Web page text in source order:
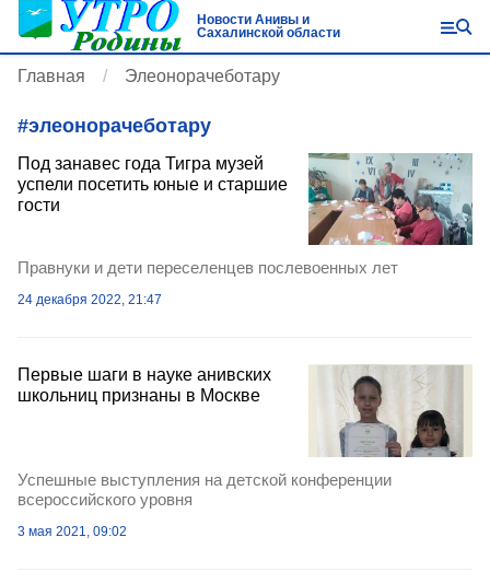
Новости Анивы и
Сахалинской области
Главная Элеонорачеботару
#элеонорачеботару
Под занавес года Тигра музей
успели посетить юные и старшие
гости
Правнуки и дети переселенцев послевоенных лет
24 декабря 2022, 21:47
Первые шаги в науке анивских
школьниц признаны в Москве
Успешные выступления на детской конференции
всероссийского уровня
3 мая 2021, 09:02